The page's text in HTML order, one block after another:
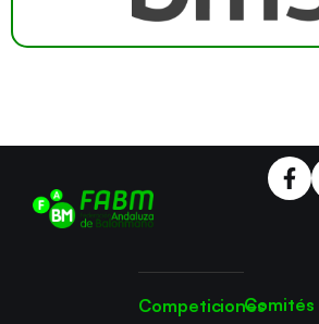
CompeticionesComités